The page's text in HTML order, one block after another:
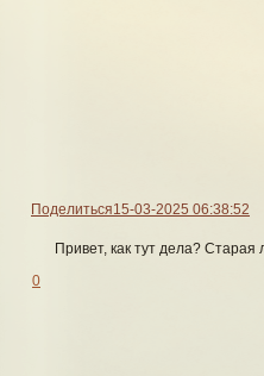
Поделиться15-03-2025 06:38:52
Привет, как тут дела? Старая
0